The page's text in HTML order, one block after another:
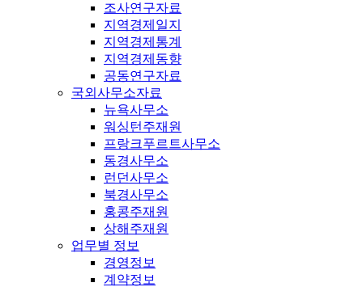
조사연구자료
지역경제일지
지역경제통계
지역경제동향
공동연구자료
국외사무소자료
뉴욕사무소
워싱턴주재원
프랑크푸르트사무소
동경사무소
런던사무소
북경사무소
홍콩주재원
상해주재원
업무별 정보
경영정보
계약정보